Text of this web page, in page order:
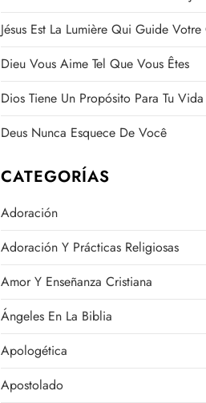
Jésus Est La Lumière Qui Guide
Dieu Vous Aime Tel Que Vous Êtes
Dios Tiene Un Propósito Para Tu Vida
Deus Nunca Esquece De Você
CATEGORÍAS
Adoración
Adoración Y Prácticas Religiosas
Amor Y Enseñanza Cristiana
Ángeles En La Biblia
Apologética
Apostolado